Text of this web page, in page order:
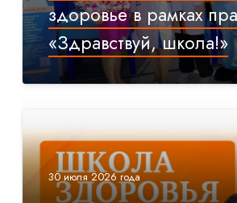
здоровье в рамках
«Здравствуй, школа!»
30 июля 2026 года